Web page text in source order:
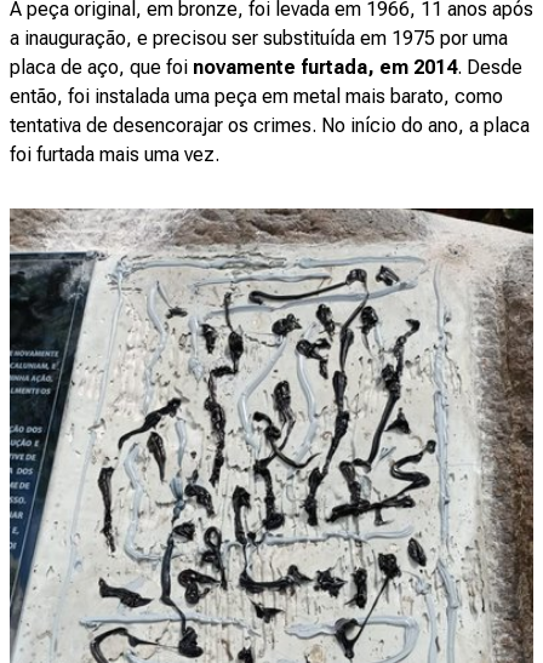
A peça original, em bronze, foi levada em 1966, 11 anos após
a inauguração, e precisou ser substituída em 1975 por uma
placa de aço, que foi novamente furtada, em 2014. Desde
então, foi instalada uma peça em metal mais barato, como
tentativa de desencorajar os crimes. No início do ano, a placa
foi furtada mais uma vez.